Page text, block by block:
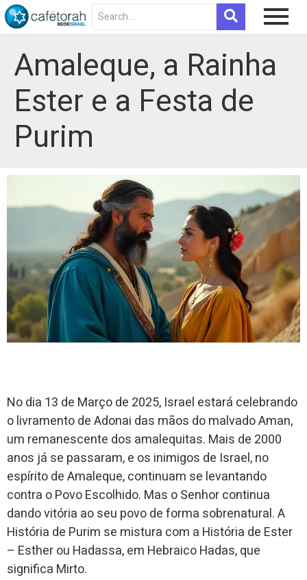
Amaleque, a Rainha
Ester e a Festa de
Purim
No dia 13 de Março de 2025, Israel estará celebrando
o livramento de Adonai das mãos do malvado Aman,
um remanescente dos amalequitas. Mais de 2000
anos já se passaram, e os inimigos de Israel, no
espírito de Amaleque, continuam se levantando
contra o Povo Escolhido. Mas o Senhor continua
dando vitória ao seu povo de forma sobrenatural. A
História de Purim se mistura com a História de Ester
– Esther ou Hadassa, em Hebraico Hadas, que
significa Mirto.